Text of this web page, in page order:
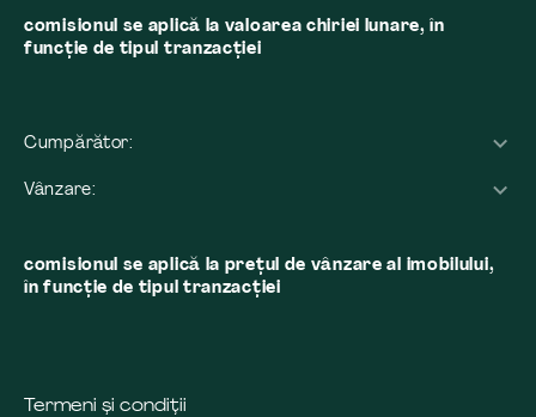
comisionul se aplică la valoarea chiriei lunare, în
funcție de tipul tranzacției
Cumpărător:
Vânzare:
comisionul se aplică la preţul de vânzare al imobilului,
în funcţie de tipul tranzacţiei
Termeni și condiții